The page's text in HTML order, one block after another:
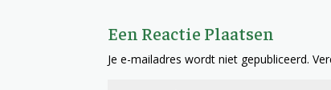
Een Reactie Plaatsen
Je e-mailadres wordt niet gepubliceerd.